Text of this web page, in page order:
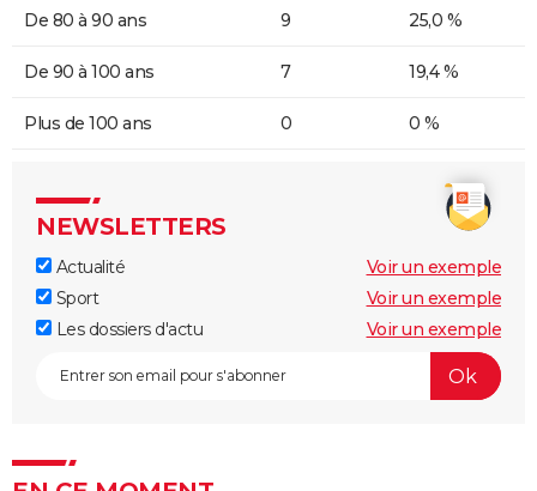
De 80 à 90 ans 9 25,0 %
De 90 à 100 ans 7 19,4 %
Plus de 100 ans 0 0 %
NEWSLETTERS
Actualité
Voir un exemple
Sport
Voir un exemple
Les dossiers d'actu
Voir un exemple